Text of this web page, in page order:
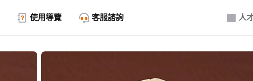
人
使用導覽 客服諮詢